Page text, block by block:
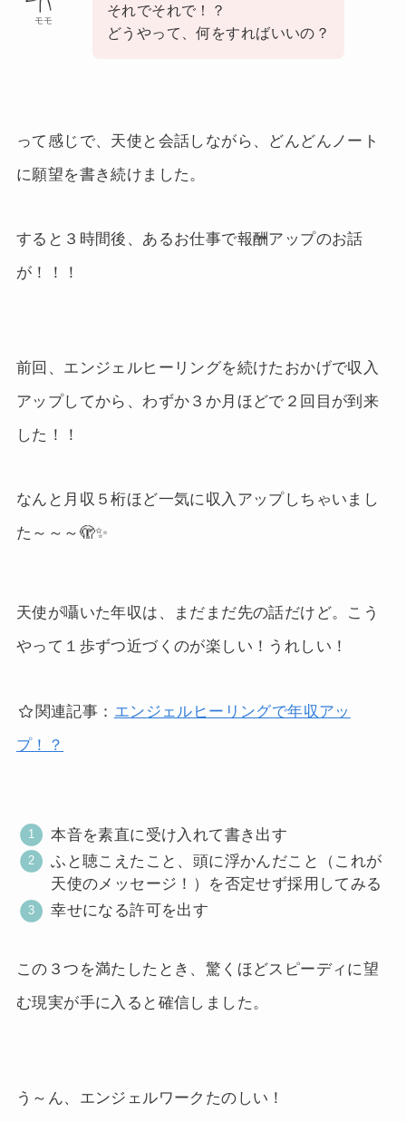
モモ
それでそれで！？
どうやって、何をすればいいの？
って感じで、天使と会話しながら、どんどんノート
に願望を書き続けました。
すると３時間後、あるお仕事で報酬アップのお話
が！！！
前回、エンジェルヒーリングを続けたおかげで収入
アップしてから、わずか３か月ほどで２回目が到来
した！！
なんと月収５桁ほど一気に収入アップしちゃいまし
た～～～🫣✨
天使が囁いた年収は、まだまだ先の話だけど。こう
やって１歩ずつ近づくのが楽しい！うれしい！
関連記事： エンジェルヒーリングで年収アッ
プ！？
本音を素直に受け入れて書き出す
ふと聴こえたこと、頭に浮かんだこと（これが
天使のメッセージ！）を否定せず採用してみる
幸せになる許可を出す
この３つを満たしたとき、驚くほどスピーディに望
む現実が手に入ると確信しました。
う～ん、エンジェルワークたのしい！